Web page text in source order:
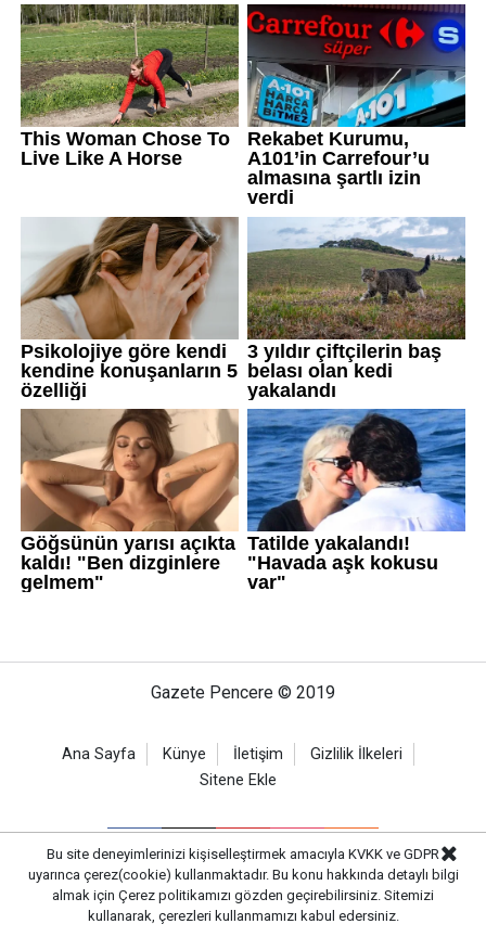
Gazete Pencere © 2019
Ana Sayfa Künye İletişim
Gizlilik İlkeleri
Sitene Ekle
CM Bilişim
Bu site deneyimlerinizi kişiselleştirmek amacıyla KVKK ve GDPR
uyarınca çerez(cookie) kullanmaktadır. Bu konu hakkında detaylı bilgi
almak için Çerez politikamızı gözden geçirebilirsiniz. Sitemizi
kullanarak, çerezleri kullanmamızı kabul edersiniz.